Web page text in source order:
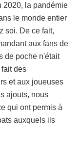
2020, la pandémie
le monde entier
soi. De ce fait,
aux fans de
de poche n'était
des
et aux joueuses
ajouts, nous
qui ont permis à
auxquels ils